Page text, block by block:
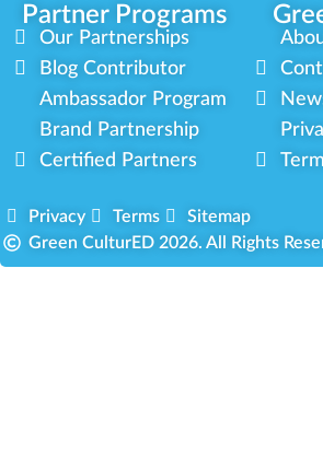
Partner Programs
Our Partnerships
Blog Contributor
Ambassador Program
Brand Partnership
Certified Partners
Privacy Terms
Sitemap
Green CulturED 2026. All Rights